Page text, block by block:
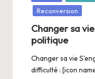
dans
Reconversion
Changer sa
politique
Changer sa vie
difficulté : [icon